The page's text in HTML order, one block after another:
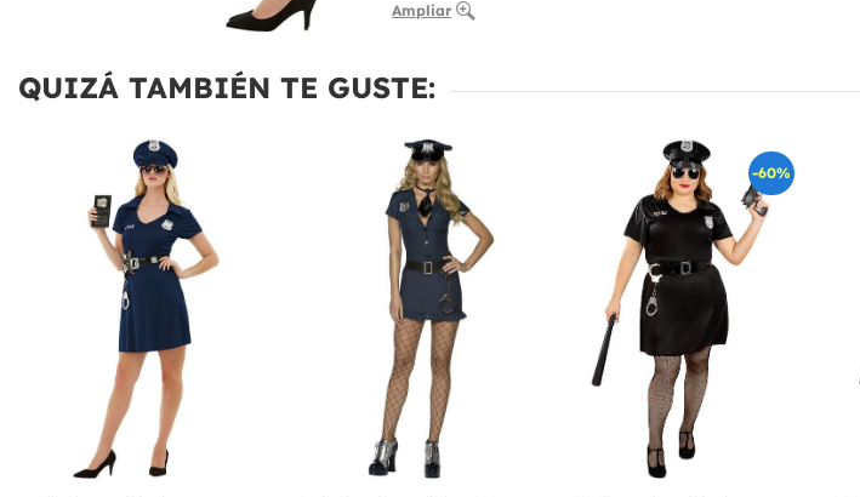
Ampliar
QUIZÁ TAMBIÉN TE GUSTE:
-60%